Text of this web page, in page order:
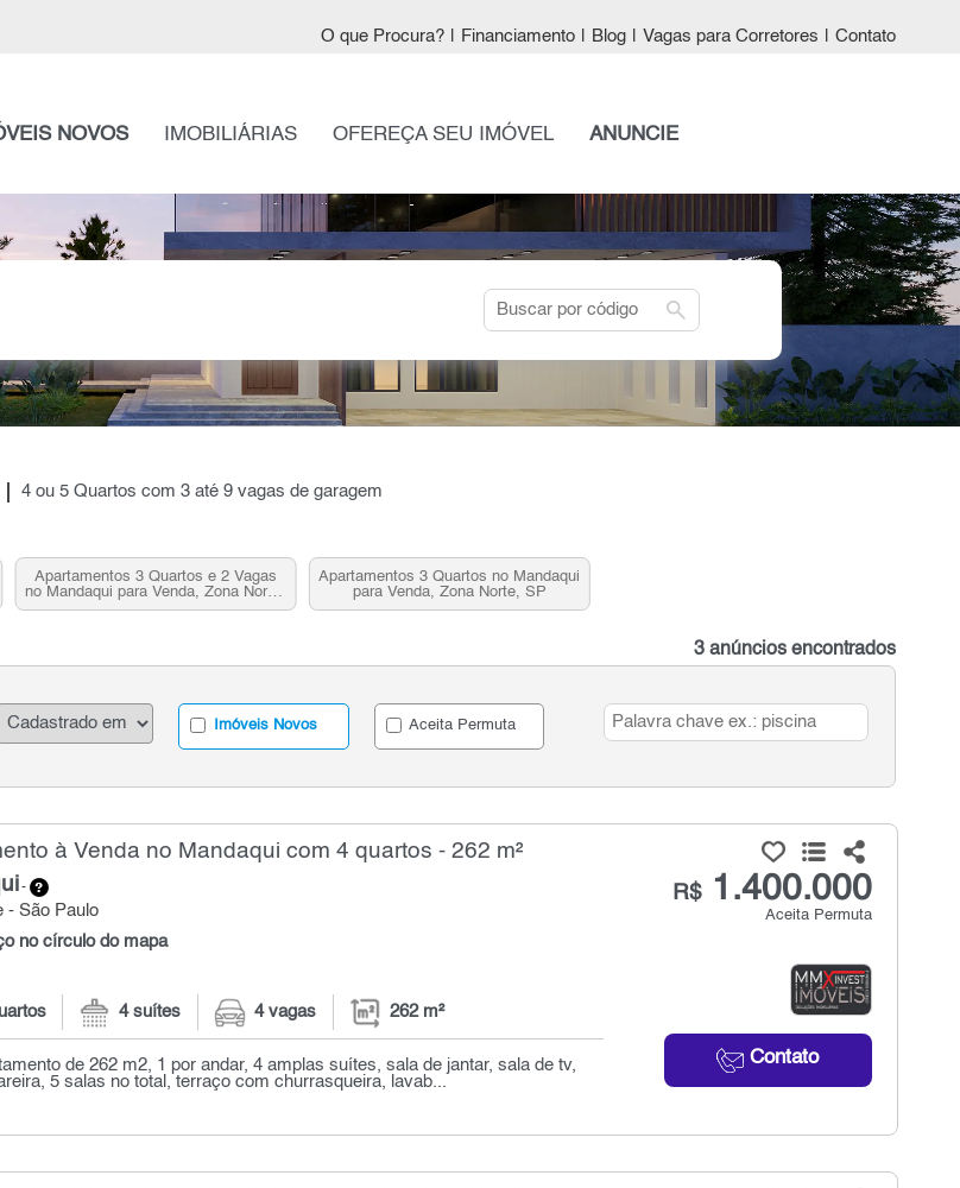
O que Procura? Financiamento Blog Vagas para Corretores Contato
NOVOS IMOBILIÁRIAS OFEREÇA SEU IMÓVEL ANUNCIE
search
4 ou 5 Quartos com 3 até 9 vagas de garagem
Apartamentos 3 Quartos e 2 Vagas
no Mandaqui para Venda, Zona Norte,
SP
Apartamentos 3 Quartos no Mandaqui
para Venda, Zona Norte, SP
3 anúncios encontrados
Imóveis Novos Aceita Permuta
à Venda no Mandaqui com 4 quartos - 262 m²
-
- São Paulo
no círculo do mapa
R$1.400.000
Aceita Permuta
Contato
4 suítes 4 vagas 262 m²
de 262 m2, 1 por andar, 4 amplas suítes, sala de jantar, sala de tv,
5 salas no total, terraço com churrasqueira, lavab...